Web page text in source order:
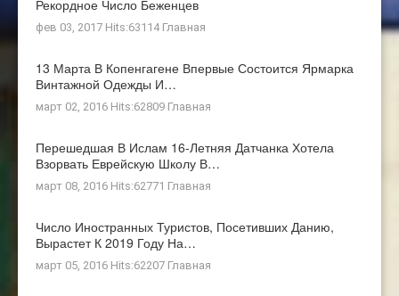
Рекордное Число Беженцев
фев 03, 2017 Hits:63114 Главная
13 Марта В Копенгагене Впервые Состоится Ярмарка
Винтажной Одежды И…
март 02, 2016 Hits:62809 Главная
Перешедшая В Ислам 16-Летняя Датчанка Хотела
Взорвать Еврейскую Школу В…
март 08, 2016 Hits:62771 Главная
Число Иностранных Туристов, Посетивших Данию,
Вырастет К 2019 Году На…
март 05, 2016 Hits:62207 Главная